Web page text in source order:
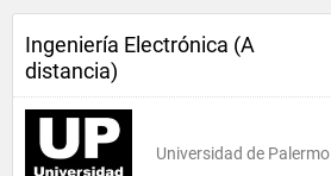
Ingeniería Electrónica (A
distancia)
Universidad de Palermo